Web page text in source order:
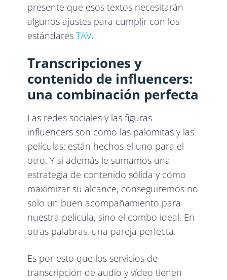
presente que esos textos necesitarán
algunos ajustes para cumplir con los
estándaresTAV.
Transcripciones y
contenido de influencers:
una combinación perfecta
Las redes sociales y las figuras
influencers son como las palomitas y las
películas: están hechos el uno para el
otro. Y si además le sumamos una
estrategia de contenido sólida y cómo
maximizar su alcance, conseguiremos no
solo un buen acompañamiento para
nuestra película, sino el combo ideal. En
otras palabras, una pareja perfecta.
Es por esto que los servicios de
transcripción de audio y vídeo tienen